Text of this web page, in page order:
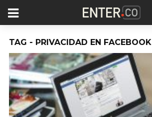
TAG - PRIVACIDAD EN FACEBOOK